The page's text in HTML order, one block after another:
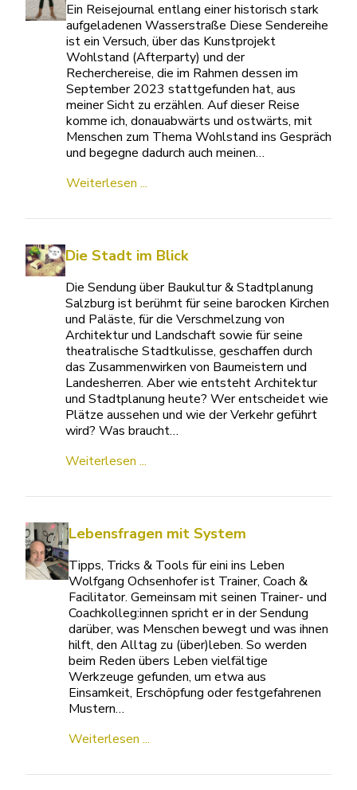
Ein Reisejournal entlang einer historisch stark
aufgeladenen Wasserstraße Diese Sendereihe
ist ein Versuch, über das Kunstprojekt
Wohlstand (Afterparty) und der
Recherchereise, die im Rahmen dessen im
September 2023 stattgefunden hat, aus
meiner Sicht zu erzählen. Auf dieser Reise
komme ich, donauabwärts und ostwärts, mit
Menschen zum Thema Wohlstand ins Gespräch
und begegne dadurch auch meinen…
Weiterlesen ...
Die Stadt im Blick
Die Sendung über Baukultur & Stadtplanung
Salzburg ist berühmt für seine barocken Kirchen
und Paläste, für die Verschmelzung von
Architektur und Landschaft sowie für seine
theatralische Stadtkulisse, geschaffen durch
das Zusammenwirken von Baumeistern und
Landesherren. Aber wie entsteht Architektur
und Stadtplanung heute? Wer entscheidet wie
Plätze aussehen und wie der Verkehr geführt
wird? Was braucht…
Weiterlesen ...
Lebensfragen mit System
Tipps, Tricks & Tools für eini ins Leben
Wolfgang Ochsenhofer ist Trainer, Coach &
Facilitator. Gemeinsam mit seinen Trainer- und
Coachkolleg:innen spricht er in der Sendung
darüber, was Menschen bewegt und was ihnen
hilft, den Alltag zu (über)leben. So werden
beim Reden übers Leben vielfältige
Werkzeuge gefunden, um etwa aus
Einsamkeit, Erschöpfung oder festgefahrenen
Mustern…
Weiterlesen ...